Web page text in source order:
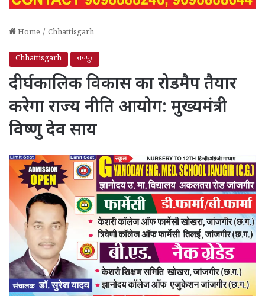
Home / Chhattisgarh
Chhattisgarh रायपुर
दीर्घकालिक विकास का रोडमैप तैयार
करेगा राज्य नीति आयोग: मुख्यमंत्री
विष्णु देव साय